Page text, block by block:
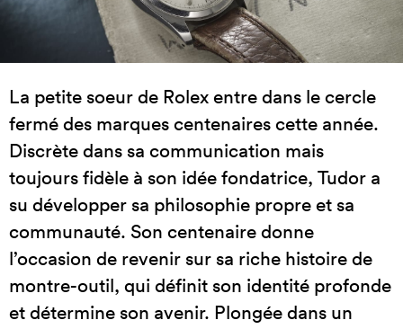
La petite soeur de Rolex entre dans le cercle
fermé des marques centenaires cette année.
Discrète dans sa communication mais
toujours fidèle à son idée fondatrice, Tudor a
su développer sa philosophie propre et sa
communauté. Son centenaire donne
l’occasion de revenir sur sa riche histoire de
montre-outil, qui définit son identité profonde
et détermine son avenir. Plongée dans un